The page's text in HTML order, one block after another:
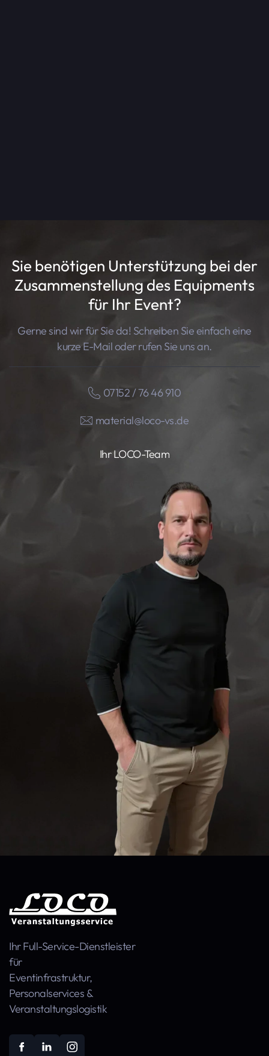
Sie benötigen Unterstützung bei der
Zusammenstellung des Equipments
für Ihr Event?
Gerne sind wir für Sie da! Schreiben Sie einfach eine
kurze E-Mail oder rufen Sie uns an.
07152 / 76 46 910
material@loco-vs.de
Ihr LOCO-Team
Ihr Full-Service-Dienstleister
für
Event­infra­struktur,
Personal­services &
Veranstaltungs­logistik